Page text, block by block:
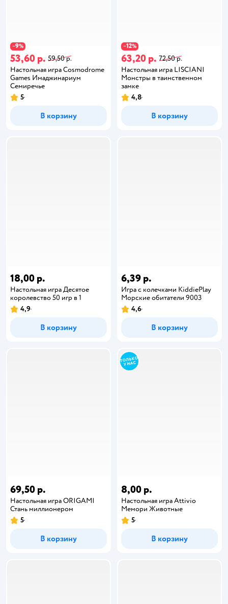
−9%
53,60 р. 59,50 р.
Настольная игра Cosmodrome
Games Имаджинариум
Семиречье
5
В корзину
−12%
63,20 р. 72,50 р.
Настольная игра LISCIANI
Монстры в таинственном
замке
4,8
В корзину
18,00 р.
Настольная игра Десятое
королевство 50 игр в 1
4,9
В корзину
6,39 р.
Игра с колечками KiddiePlay
Морские обитатели 9003
4,6
В корзину
69,50 р.
Настольная игра ORIGAMI
Стань миллионером
5
В корзину
8,00 р.
Настольная игра Attivio
Мемори Животные
5
В корзину